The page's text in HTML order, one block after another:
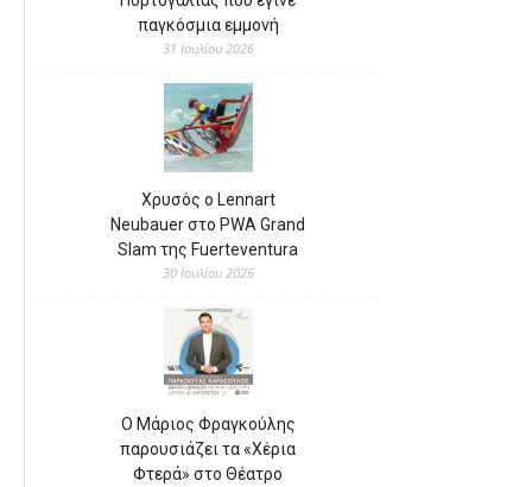
παγκόσμια εμμονή
31 Ιουλίου 2026
Χρυσός ο Lennart
Neubauer στο PWA Grand
Slam της Fuerteventura
30 Ιουλίου 2026
Ο Μάριος Φραγκούλης
παρουσιάζει τα «Χέρια
Φτερά» στο Θέατρο